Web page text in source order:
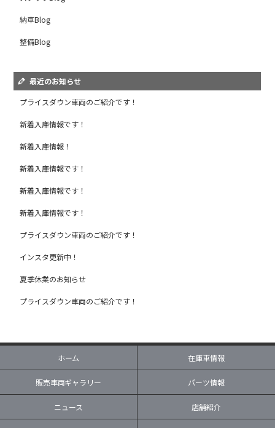
納車Blog
整備Blog
最近のお知らせ
プライスダウン車両のご紹介です！
新着入庫情報です！
新着入庫情報！
新着入庫情報です！
新着入庫情報です！
新着入庫情報です！
プライスダウン車両のご紹介です！
インスタ更新中！
夏季休業のお知らせ
プライスダウン車両のご紹介です！
ホーム 在庫車情報
販売車両ギャラリー パーツ情報
ニュース 店舗紹介